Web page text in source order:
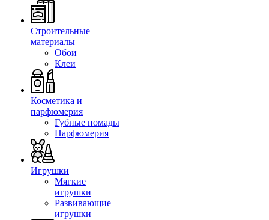
Строительные
материалы
Обои
Клеи
Косметика и
парфюмерия
Губные помады
Парфюмерия
Игрушки
Мягкие
игрушки
Развивающие
игрушки